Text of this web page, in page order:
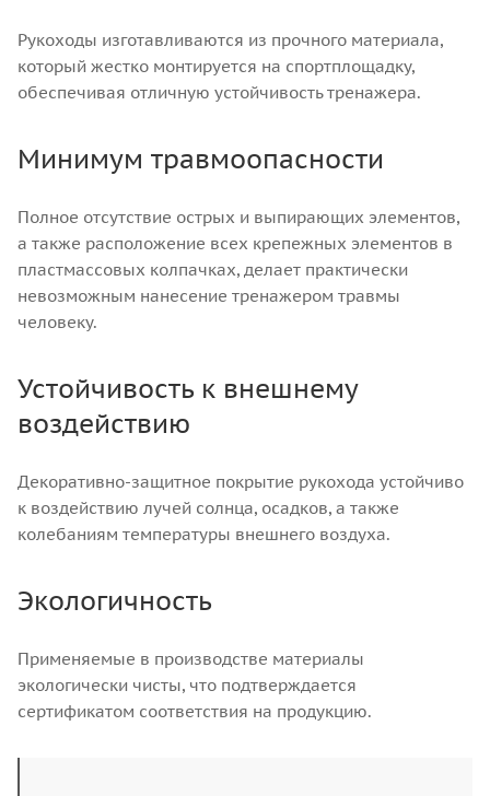
Рукоходы изготавливаются из прочного материала,
который жестко монтируется на спортплощадку,
обеспечивая отличную устойчивость тренажера.
Минимум травмоопасности
Полное отсутствие острых и выпирающих элементов,
а также расположение всех крепежных элементов в
пластмассовых колпачках, делает практически
невозможным нанесение тренажером травмы
человеку.
Устойчивость к внешнему
воздействию
Декоративно-защитное покрытие рукохода устойчиво
к воздействию лучей солнца, осадков, а также
колебаниям температуры внешнего воздуха.
Экологичность
Применяемые в производстве материалы
экологически чисты, что подтверждается
сертификатом соответствия на продукцию.